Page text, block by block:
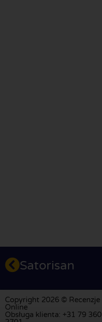
Satorisan
Copyright 2026 © Recenzje
Online
Obsługa klienta: +31 79 360